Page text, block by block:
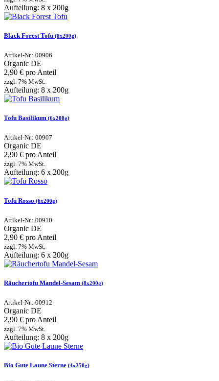
Aufteilung: 8 x 200g
Black Forest Tofu (8x200g)
Artikel-Nr.: 00906
Organic DE
2,90 € pro Anteil
zzgl. 7% MwSt.
Aufteilung: 8 x 200g
Tofu Basilikum (6x200g)
Artikel-Nr.: 00907
Organic DE
2,90 € pro Anteil
zzgl. 7% MwSt.
Aufteilung: 6 x 200g
Tofu Rosso (6x200g)
Artikel-Nr.: 00910
Organic DE
2,90 € pro Anteil
zzgl. 7% MwSt.
Aufteilung: 6 x 200g
Räuchertofu Mandel-Sesam (8x200g)
Artikel-Nr.: 00912
Organic DE
2,90 € pro Anteil
zzgl. 7% MwSt.
Aufteilung: 8 x 200g
Bio Gute Laune Sterne (4x250g)